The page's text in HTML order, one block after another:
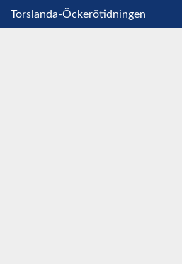
Torslanda-Öckerötidningen